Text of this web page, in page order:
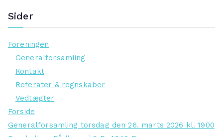
Sider
Foreningen
Generalforsamling
Kontakt
Referater & regnskaber
Vedtægter
Forside
Generalforsamling torsdag den 26. marts 2026 kl. 1900